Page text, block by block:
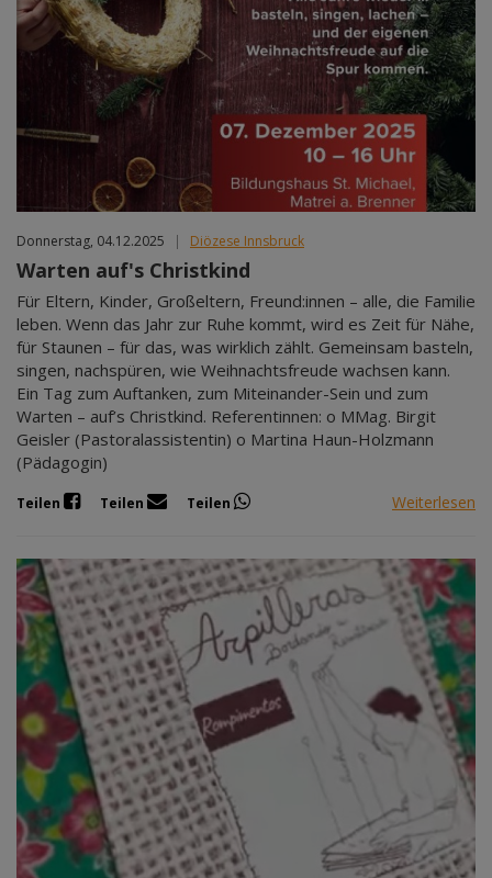
Donnerstag, 04.12.2025 | Diözese Innsbruck
Warten auf's Christkind
Für Eltern, Kinder, Großeltern, Freund:innen – alle, die Familie
leben. Wenn das Jahr zur Ruhe kommt, wird es Zeit für Nähe,
für Staunen – für das, was wirklich zählt. Gemeinsam basteln,
singen, nachspüren, wie Weihnachtsfreude wachsen kann.
Ein Tag zum Auftanken, zum Miteinander-Sein und zum
Warten – auf’s Christkind. Referentinnen: o MMag. Birgit
Geisler (Pastoralassistentin) o Martina Haun-Holzmann
(Pädagogin)
Teilen Teilen Teilen Weiterlesen